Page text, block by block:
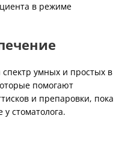
в режиме
умных и простых в
помогают
и препаровки, пока
стоматолога.